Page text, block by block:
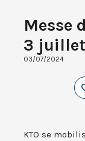
Messe
3
03/07/2024
KTO se